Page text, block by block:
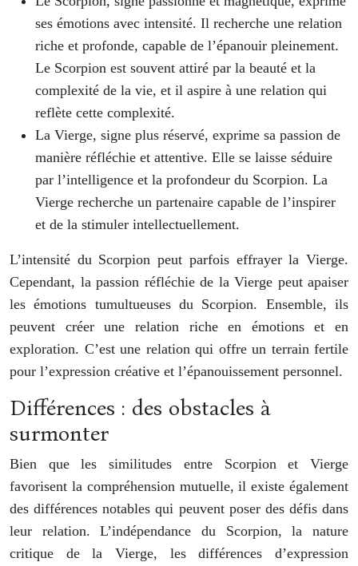
ses émotions avec intensité. Il recherche une relation
riche et profonde, capable de l’épanouir pleinement.
Le Scorpion est souvent attiré par la beauté et la
complexité de la vie, et il aspire à une relation qui
reflète cette complexité.
La Vierge, signe plus réservé, exprime sa passion de
manière réfléchie et attentive. Elle se laisse séduire
par l’intelligence et la profondeur du Scorpion. La
Vierge recherche un partenaire capable de l’inspirer
et de la stimuler intellectuellement.
L’intensité du Scorpion peut parfois effrayer la Vierge.
Cependant, la passion réfléchie de la Vierge peut apaiser
les émotions tumultueuses du Scorpion. Ensemble, ils
peuvent créer une relation riche en émotions et en
exploration. C’est une relation qui offre un terrain fertile
pour l’expression créative et l’épanouissement personnel.
Différences : des obstacles à
surmonter
Bien que les similitudes entre Scorpion et Vierge
favorisent la compréhension mutuelle, il existe également
des différences notables qui peuvent poser des défis dans
leur relation. L’indépendance du Scorpion, la nature
critique de la Vierge, les différences d’expression